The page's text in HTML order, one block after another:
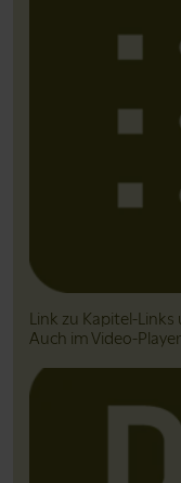
Link zu Kapitel-
Auch im Video-